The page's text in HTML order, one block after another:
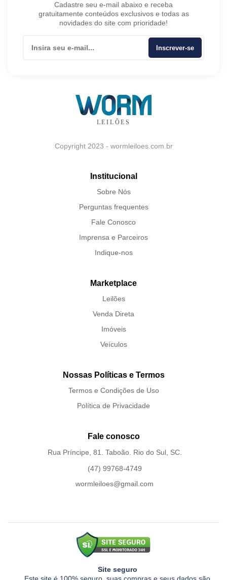
Cadastre seu e-mail abaixo e receba
gratuitamente conteúdos exclusivos e todas as
novidades do site com prioridade!
Inscrever-se
Copyright 2023 - wormleiloes.com.br
Institucional
Sobre Nós
Perguntas frequentes
Fale Conosco
Imprensa e Parceiros
Indique-nos
Marketplace
Leilões
Venda Direta
Imóveis
Veículos
Nossas Políticas e Termos
Termos e Condições de Uso
Política de Privacidade
Fale conosco
Rua Príncipe, 81. Taboão. Rio do Sul, SC.
(47) 99768-4749
wormleiloes@gmail.com
Site seguro